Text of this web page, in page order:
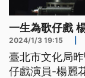
一生為歌仔戲
2024/1/3 19:15
臺北市文化局
仔戲演員-楊麗